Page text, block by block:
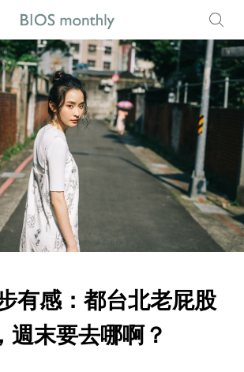
有感：都台北老屁股
週末要去哪啊？